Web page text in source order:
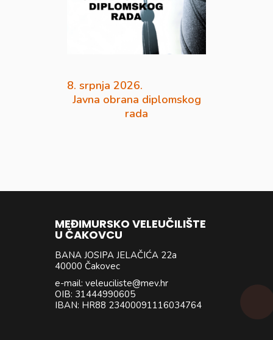
8. srpnja 2026.
Javna obrana diplomskog
rada
MEĐIMURSKO VELEUČILIŠTE
U ČAKOVCU
BANA JOSIPA JELAČIĆA 22a
40000 Čakovec
e-mail: veleuciliste@mev.hr
OIB: 31444990605
IBAN: HR88 23400091116034764